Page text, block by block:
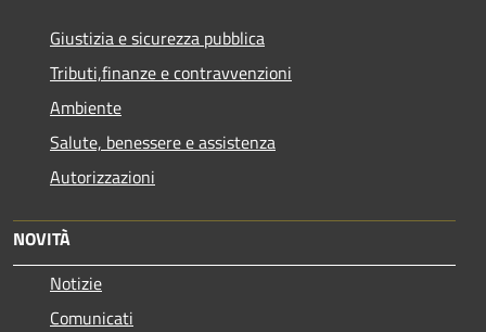
Giustizia e sicurezza pubblica
Tributi,finanze e contravvenzioni
Ambiente
Salute, benessere e assistenza
Autorizzazioni
NOVITÀ
Notizie
Comunicati